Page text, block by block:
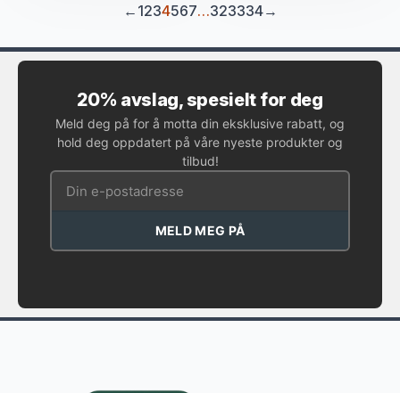
← 1234567…323334→
20% avslag, spesielt for deg
Meld deg på for å motta din eksklusive rabatt, og
hold deg oppdatert på våre nyeste produkter og
tilbud!
MELD MEG PÅ